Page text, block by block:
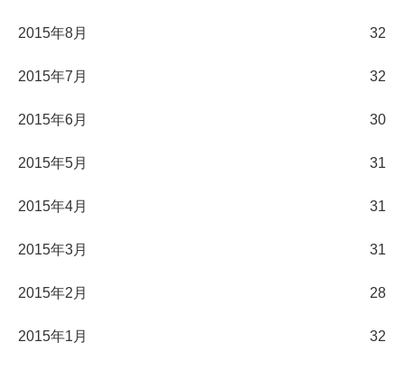
2015年8月 32
2015年7月 32
2015年6月 30
2015年5月 31
2015年4月 31
2015年3月 31
2015年2月 28
2015年1月 32